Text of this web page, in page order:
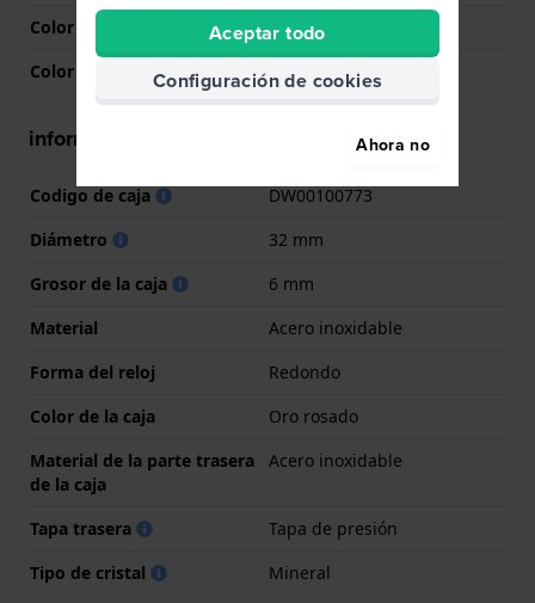
Color de la esfera
Blanco
Color de la aguja (h,m,s)
Oro rosado, Oro rosado
información de la caja
Codigo de caja
DW00100773
Diámetro
32 mm
Grosor de la caja
6 mm
Material
Acero inoxidable
Forma del reloj
Redondo
Color de la caja
Oro rosado
Material de la parte trasera
de la caja
Acero inoxidable
Tapa trasera
Tapa de presión
Tipo de cristal
Mineral
Aceptar todo
Configuración de cookies
Ahora no